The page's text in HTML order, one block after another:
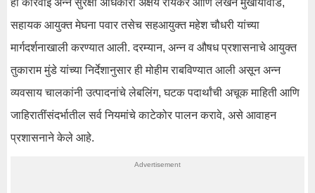
सहायक आयुक्त मेघना पवार तसेच सहआयुक्त महेश चौधरी यांच्या
मार्गदर्शनाखाली करण्यात आली. दरम्यान, अन्न व औषध प्रशासनाचे आयुक्त
तुकाराम मुंडे यांच्या निर्देशानुसार ही मोहीम राबविण्यात आली असून अन्न
व्यवसाय चालकांनी उत्पादनांचे लेबलिंग, घटक पदार्थांची अचूक माहिती आणि
जाहिरातींसंदर्भातील सर्व नियमांचे काटेकोर पालन करावे, असे आवाहन
प्रशासनाने केले आहे.